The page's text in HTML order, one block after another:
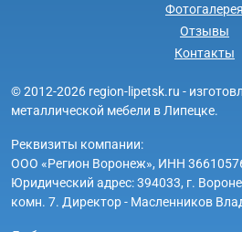
Фотогалерея
Отзывы
Контакты
© 2012-2026 region-lipetsk.ru -
металлической мебели в Липецке.
Реквизиты компании:
ООО «Регион Воронеж», ИНН
Юридический адрес: 394033, г.
комн. 7. Директор - Масленников